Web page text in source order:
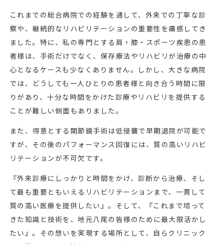
これまでの総合病院での経験を通して、外来での丁寧な診
察や、継続的なリハビリテーションの重要性を痛感してき
ました。特に、私の専門とする肩・膝・スポーツ疾患の患
者様は、手術だけでなく、保存療法やリハビリが治療の中
心となるケースも少なくありません。しかし、大きな病院
では、どうしても一人ひとりの患者様と向き合う時間に限
りがあり、十分な時間をかけた診療やリハビリを提供する
ことが難しい側面もありました。
また、得意とする関節鏡手術は低侵襲で早期退院が可能で
すが、その後のパフォーマンス回復には、質の高いリハビ
リテーションが不可欠です。
『外来診療にしっかりと時間をかけ、診断から治療、そし
て最も重要ともいえるリハビリテーションまで、一貫して
質の高い医療を提供したい』。そして、『これまで培って
きた知識と技術を、地元八尾の皆様のために最大限活かし
たい』。その想いを実現する場所として、自らクリニック